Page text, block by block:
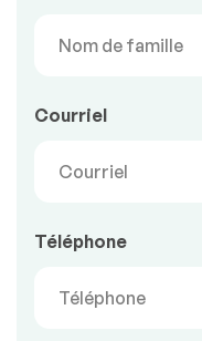
Courriel
Téléphone